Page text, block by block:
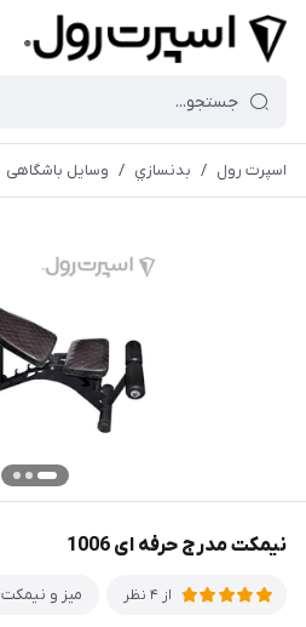
اسپرت رول / بدنسازي / وسایل باشگاهی
نیمکت مدرج حرفه ای 1006
از 4 نظر میز و نیمکت